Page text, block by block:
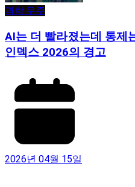
과학·우주
AI는 더 빨라졌는데 통제
인덱스 2026의 경고
2026년 04월 15일